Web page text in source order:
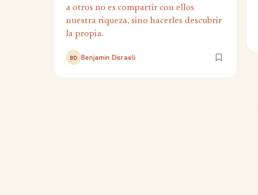
a otros no es compartir con ellos
nuestra riqueza, sino hacerles descubrir
la propia.
BD Benjamin Disraeli